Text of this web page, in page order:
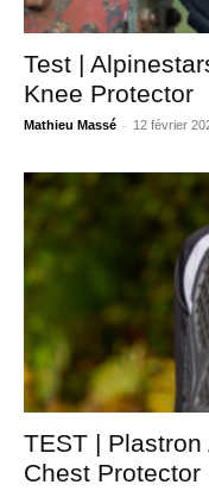
Test |
Knee Protector
Mathieu Massé - 12 février
TEST |
Chest Protector